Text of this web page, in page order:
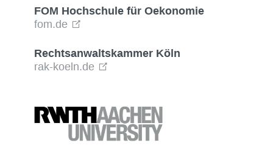
FOM Hochschule für Oekonomie
fom.de
Rechtsanwaltskammer Köln
rak-koeln.de